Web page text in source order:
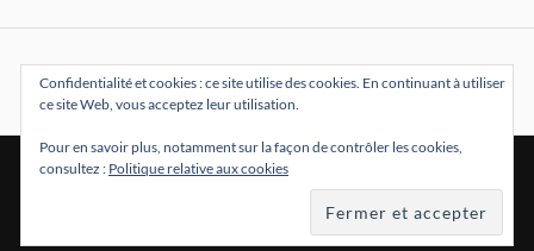
WORDPRESS & THÈME PAR
ANDERS NORÉN
Confidentialité et cookies : ce site utilise des cookies. En continuant à utiliser
ce site Web, vous acceptez leur utilisation.
Pour en savoir plus, notamment sur la façon de contrôler les cookies,
consultez : Politique relative aux cookies